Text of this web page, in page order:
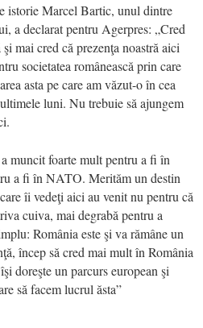
istorie Marcel Bartic, unul dintre
a declarat pentru Agerpres: „Cred
mai cred că prezenţa noastră aici
societatea românească prin care
asta pe care am văzut-o în cea
luni. Nu trebuie să ajungem
muncit foarte mult pentru a fi în
a fi în NATO. Merităm un destin
îi vedeţi aici au venit nu pentru că
cuiva, mai degrabă pentru a
România este şi va rămâne un
încep să cred mai mult în România
doreşte un parcurs european şi
să facem lucrul ăsta”